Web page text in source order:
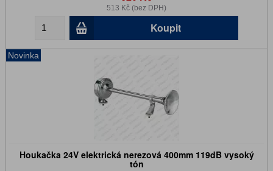
513 Kč (bez DPH)
Koupit
Novinka
Houkačka 24V elektrická nerezová 400mm 119dB vysoký
tón